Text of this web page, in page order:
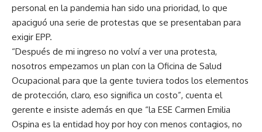
personal en la pandemia han sido una prioridad, lo que
apaciguó una serie de protestas que se presentaban para
exigir EPP.
“Después de mi ingreso no volví a ver una protesta,
nosotros empezamos un plan con la Oficina de Salud
Ocupacional para que la gente tuviera todos los elementos
de protección, claro, eso significa un costo”, cuenta el
gerente e insiste además en que “la ESE Carmen Emilia
Ospina es la entidad hoy por hoy con menos contagios, no